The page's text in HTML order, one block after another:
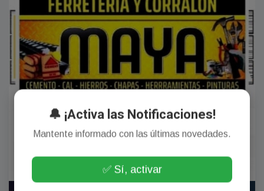
🔔 ¡Activa las Notificaciones!
Mantente informado con las últimas novedades.
✅ Sí, activar